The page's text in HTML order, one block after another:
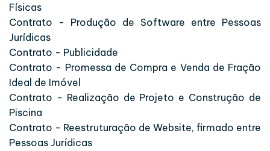
Físicas
Contrato - Produção de Software entre Pessoas
Jurídicas
Contrato - Publicidade
Contrato - Promessa de Compra e Venda de Fração
Ideal de Imóvel
Contrato - Realização de Projeto e Construção de
Piscina
Contrato - Reestruturação de Website, firmado entre
Pessoas Jurídicas